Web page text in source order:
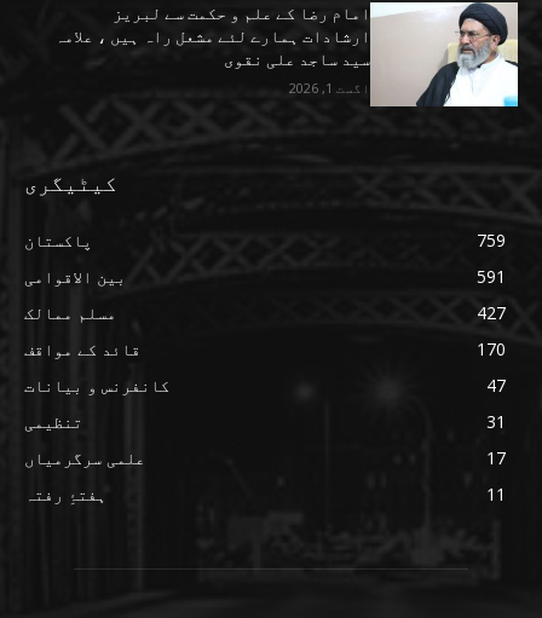
امام رضا کے علم و حکمت سے لبریز
ارشادات ہمارے لئے مشعل راہ ہیں ، علامہ
سید ساجد علی نقوی
اگست 1, 2026
کیٹیگری
پاکستان
759
بین الاقوامی
591
مسلم ممالک
427
قائد کے مواقف
170
کانفرنس و بیانات
47
تنظیمی
31
علمی سرگرمیاں
17
ہفتۂِ رفتہ
11